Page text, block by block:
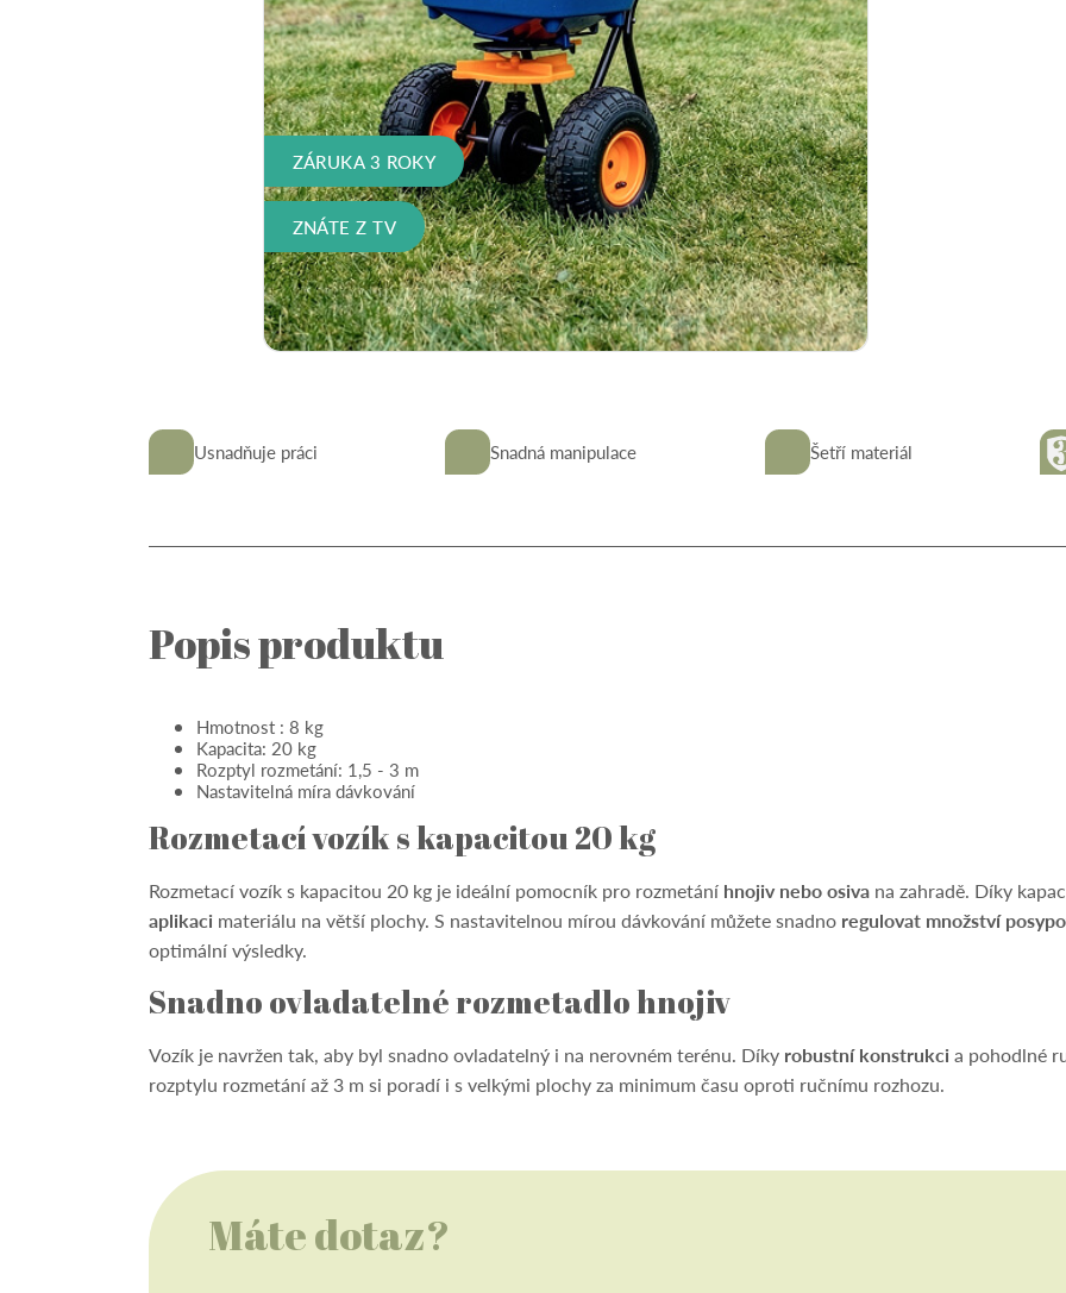
Usnadňuje práci Snadná manipulace Šetří materiál
Popis produktu
Hmotnost : 8 kg
Kapacita: 20 kg
Rozptyl rozmetání: 1,5 - 3 m
Nastavitelná míra dávkování
Rozmetací vozík s kapacitou 20 kg
Rozmetací vozík s kapacitou 20 kg je ideální pomocník pro rozmetání hnojiv nebo osivana zahradě. Díky
aplikaci materiálu na větší plochy. S nastavitelnou mírou dávkování můžete snadno regulovat množství
optimální výsledky.
Snadno ovladatelné rozmetadlo hnojiv
Vozík je navržen tak, aby byl snadno ovladatelný i na nerovném terénu. Díky robustní konstrukci a pohodlné
rozptylu rozmetání až 3 m si poradí i s velkými plochy za minimum času oproti ručnímu rozhozu.
Máte dotaz?